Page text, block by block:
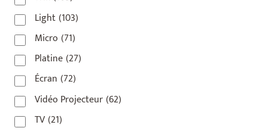
75007(7)
75008 (17)
75009(5)
75010 (9)
75011 (17)
75012(8)
Light(103)
Micro (71)
Platine(27)
Écran (72)
Vidéo Projecteur(62)
TV(21)